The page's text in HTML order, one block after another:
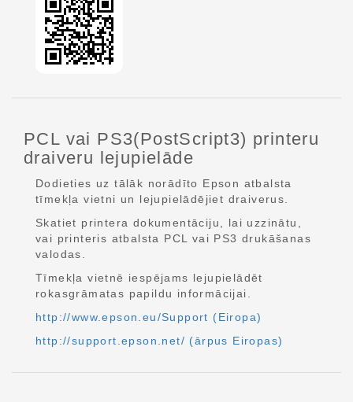
PCL vai PS3(PostScript3) printeru
draiveru lejupielāde
Dodieties uz tālāk norādīto Epson atbalsta
tīmekļa vietni un lejupielādējiet draiverus.
Skatiet printera dokumentāciju, lai uzzinātu,
vai printeris atbalsta PCL vai PS3 drukāšanas
valodas.
Tīmekļa vietnē iespējams lejupielādēt
rokasgrāmatas papildu informācijai.
http://www.epson.eu/Support (Eiropa)
http://support.epson.net/ (ārpus Eiropas)